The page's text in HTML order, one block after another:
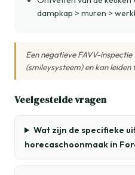
dampkap > muren >
Een negatieve FAVV-
(smileysysteem) en kan
Veelgestelde vragen
Wat zijn de specifieke
horecaschoonmaak in